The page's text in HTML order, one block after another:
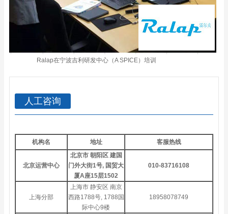
Ralap在宁波吉利研发中心（A SPICE）培训
人工咨询
机构名 地址 客服热线
北京运营中心
北京市 朝阳区 建国
门外大街1号, 国贸大
厦A座15层1502
010-83716108
上海分部
上海市 静安区 南京
西路1788号, 1788国
际中心9楼
18958078749